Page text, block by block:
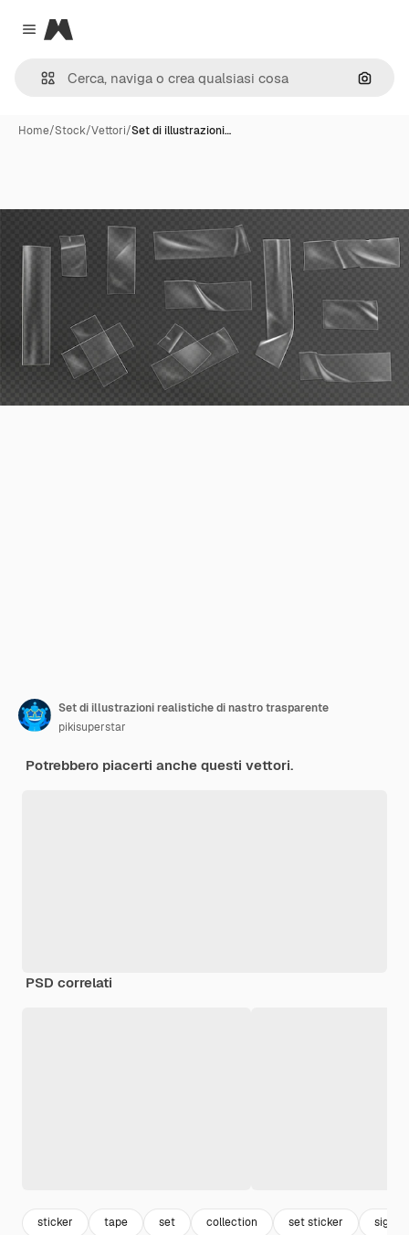
Close menu
Magnific
Cerca
Home/Stock/Vettori/Set di illustrazioni…
Set di illustrazioni realistiche di nastro trasparente
pikisuperstar
Potrebbero piacerti anche questi vettori.
PSD correlati
sticker tape set collection set sticker sigillo